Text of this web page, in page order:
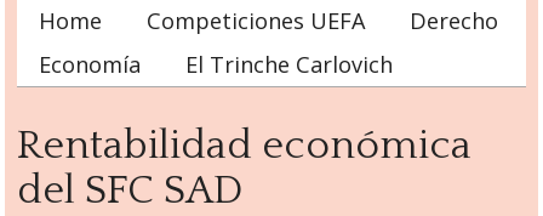
Main menu
Home Competiciones UEFA
Derecho
Economía
El Trinche Carlovich
Rentabilidad económica
del SFC SAD